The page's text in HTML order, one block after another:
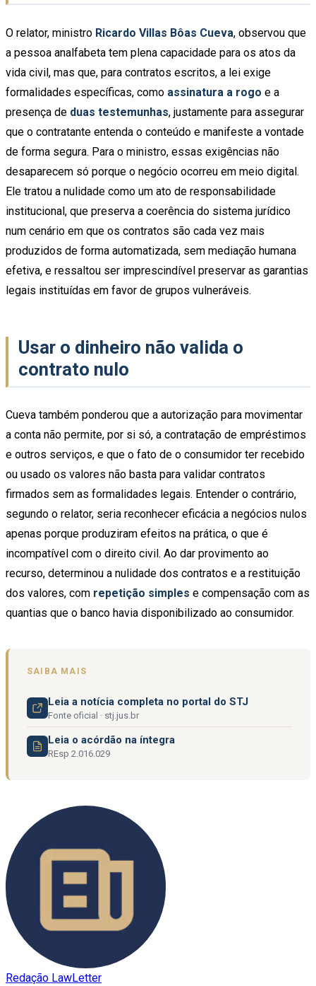
O relator, ministro Ricardo Villas Bôas Cueva, observou que
a pessoa analfabeta tem plena capacidade para os atos da
vida civil, mas que, para contratos escritos, a lei exige
formalidades específicas, como assinatura a rogo e a
presença de duas testemunhas, justamente para assegurar
que o contratante entenda o conteúdo e manifeste a vontade
de forma segura. Para o ministro, essas exigências não
desaparecem só porque o negócio ocorreu em meio digital.
Ele tratou a nulidade como um ato de responsabilidade
institucional, que preserva a coerência do sistema jurídico
num cenário em que os contratos são cada vez mais
produzidos de forma automatizada, sem mediação humana
efetiva, e ressaltou ser imprescindível preservar as garantias
legais instituídas em favor de grupos vulneráveis.
Usar o dinheiro não valida o
contrato nulo
Cueva também ponderou que a autorização para movimentar
a conta não permite, por si só, a contratação de empréstimos
e outros serviços, e que o fato de o consumidor ter recebido
ou usado os valores não basta para validar contratos
firmados sem as formalidades legais. Entender o contrário,
segundo o relator, seria reconhecer eficácia a negócios nulos
apenas porque produziram efeitos na prática, o que é
incompatível com o direito civil. Ao dar provimento ao
recurso, determinou a nulidade dos contratos e a restituição
dos valores, com repetição simples e compensação com as
quantias que o banco havia disponibilizado ao consumidor.
SAIBA MAIS
Leia a notícia completa no portal do STJ
Fonte oficial · stj.jus.br
Leia o acórdão na íntegra
REsp 2.016.029
Redação LawLetter